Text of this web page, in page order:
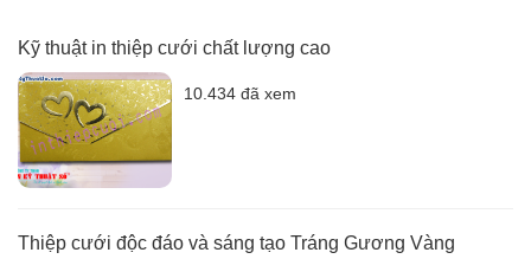
Kỹ thuật in thiệp cưới chất lượng cao
10.434 đã xem
Thiệp cưới độc đáo và sáng tạo Tráng Gương Vàng